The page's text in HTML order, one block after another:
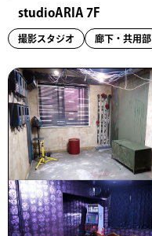
studioARIA 7F
撮影スタジオ 廊下・共用部